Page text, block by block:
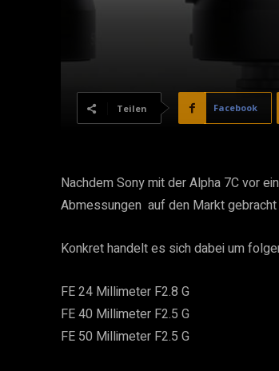
Teilen Facebook
Nachdem Sony mit der Alpha 7C vor
Abmessungen  auf den Markt
Konkret handelt es sich dabei um
FE 24 Millimeter F2.8 G
FE 40 Millimeter F2.5 G
FE 50 Millimeter F2.5 G